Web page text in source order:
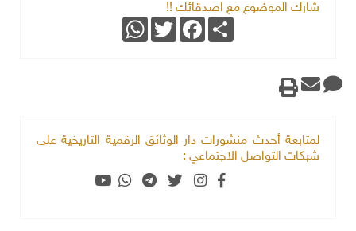
شارك الموضوع مع اصدقائك !!
Share
Facebook
Twitter
WhatsApp
لمتابعة أحدث منشورات دار الوثائق الرقمية التاريخية على
شبكات التواصل الاجتماعي :